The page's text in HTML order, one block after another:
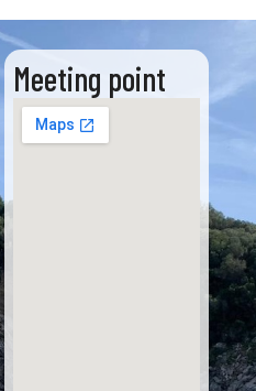
Meeting point